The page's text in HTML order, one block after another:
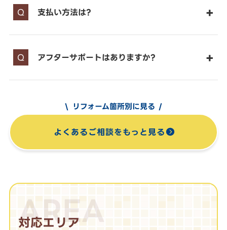
支払い方法は?
アフターサポートはありますか?
リフォーム箇所別に見る
よくあるご相談をもっと見る
AREA
対応エリア